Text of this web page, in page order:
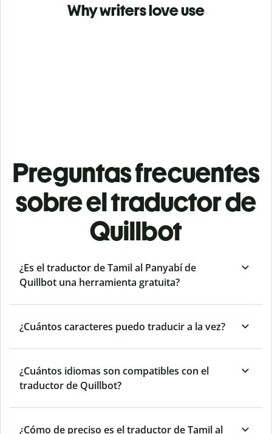
Why writers love use
Preguntas frecuentes
sobre el traductor de
Quillbot
¿Es el traductor de Tamil al Panyabí de
Quillbot una herramienta gratuita?
¿Cuántos caracteres puedo traducir a la vez?
¿Cuántos idiomas son compatibles con el
traductor de Quillbot?
¿Cómo de preciso es el traductor de Tamil al